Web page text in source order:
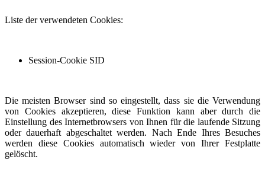
Liste der verwendeten Cookies:
Session-Cookie SID
Die meisten Browser sind so eingestellt, dass sie die Verwendung
von Cookies akzeptieren, diese Funktion kann aber durch die
Einstellung des Internetbrowsers von Ihnen für die laufende Sitzung
oder dauerhaft abgeschaltet werden. Nach Ende Ihres Besuches
werden diese Cookies automatisch wieder von Ihrer Festplatte
gelöscht.